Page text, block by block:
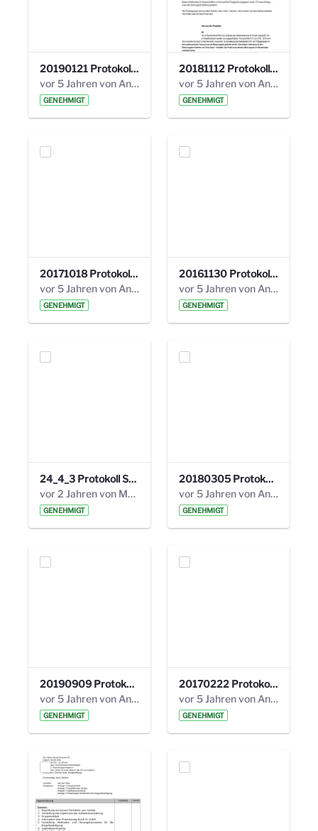
20190121 Protokoll 25. Steuerungskreis.pdf
vor 5 Jahren von Anni Schlumberger
GENEHMIGT
20181112 Protokoll 24. Steuerungskreis.pdf
vor 5 Jahren von Anni Schlumberger
GENEHMIGT
20171018 Protokoll 21. Steuerungskreis.pdf
vor 5 Jahren von Anni Schlumberger
GENEHMIGT
20161130 Protokoll 18. Steuerungskreis.pdf
vor 5 Jahren von Anni Schlumberger
GENEHMIGT
24_4_3 Protokoll Steuerungskreis.pdf
vor 2 Jahren von Marcel Eckert
GENEHMIGT
20180305 Protokoll 22. Steuerungskreis.pdf
vor 5 Jahren von Anni Schlumberger
GENEHMIGT
20190909 Protokoll 27. Steuerungskreis.pdf
vor 5 Jahren von Anni Schlumberger
GENEHMIGT
20170222 Protokoll 19. Steuerungskreis.pdf
vor 5 Jahren von Anni Schlumberger
GENEHMIGT